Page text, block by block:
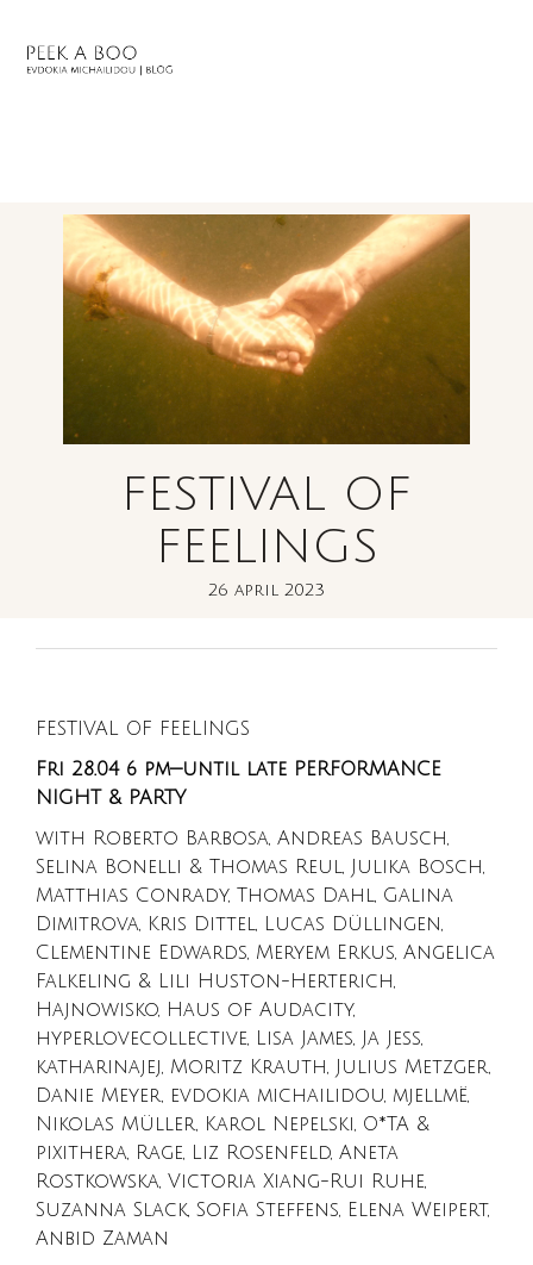
FESTIVAL OF
FEELINGS
26 april 2023
FESTIVAL OF FEELINGS
Fri 28.04 6 pm—until late PERFORMANCE
NIGHT & PARTY
with Roberto Barbosa, Andreas Bausch,
Selina Bonelli & Thomas Reul, Julika Bosch,
Matthias Conrady, Thomas Dahl, Galina
Dimitrova, Kris Dittel, Lucas Düllingen,
Clementine Edwards, Meryem Erkus, Angelica
Falkeling & Lili Huston-Herterich,
Hajnowisko, Haus of Audacity,
hyperlovecollective, Lisa James, Ja Jess,
katharinajej, Moritz Krauth, Julius Metzger,
Danie Meyer, evdokia michailidou, mjellmë,
Nikolas Müller, Karol Nepelski, O*TA &
pixithera, Rage, Liz Rosenfeld, Aneta
Rostkowska, Victoria Xiang-Rui Ruhe,
Suzanna Slack, Sofia Steffens, Elena Weipert,
Anbid Zaman